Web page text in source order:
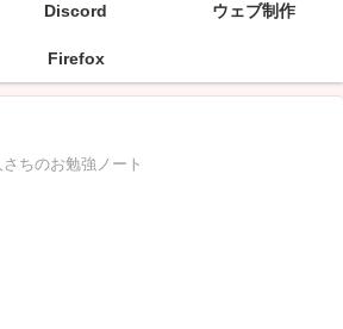
Discord ウェブ制作
Firefox
ちのお勉強ノート